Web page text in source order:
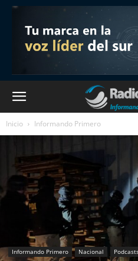
Inicio Informando Primero
Informando Primero Nacional